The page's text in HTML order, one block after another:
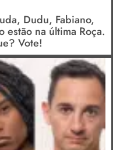
Dudu, Fabiano,
estão na última Roça.
Vote!